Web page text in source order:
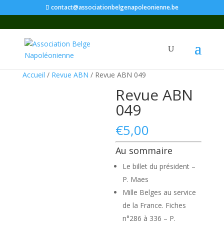
contact@associationbelgenapoleonienne.be
Accueil / Revue ABN / Revue ABN 049
Revue ABN
049
€5,00
Au sommaire
Le billet du président –
P. Maes
Mille Belges au service
de la France. Fiches
n°286 à 336 – P.